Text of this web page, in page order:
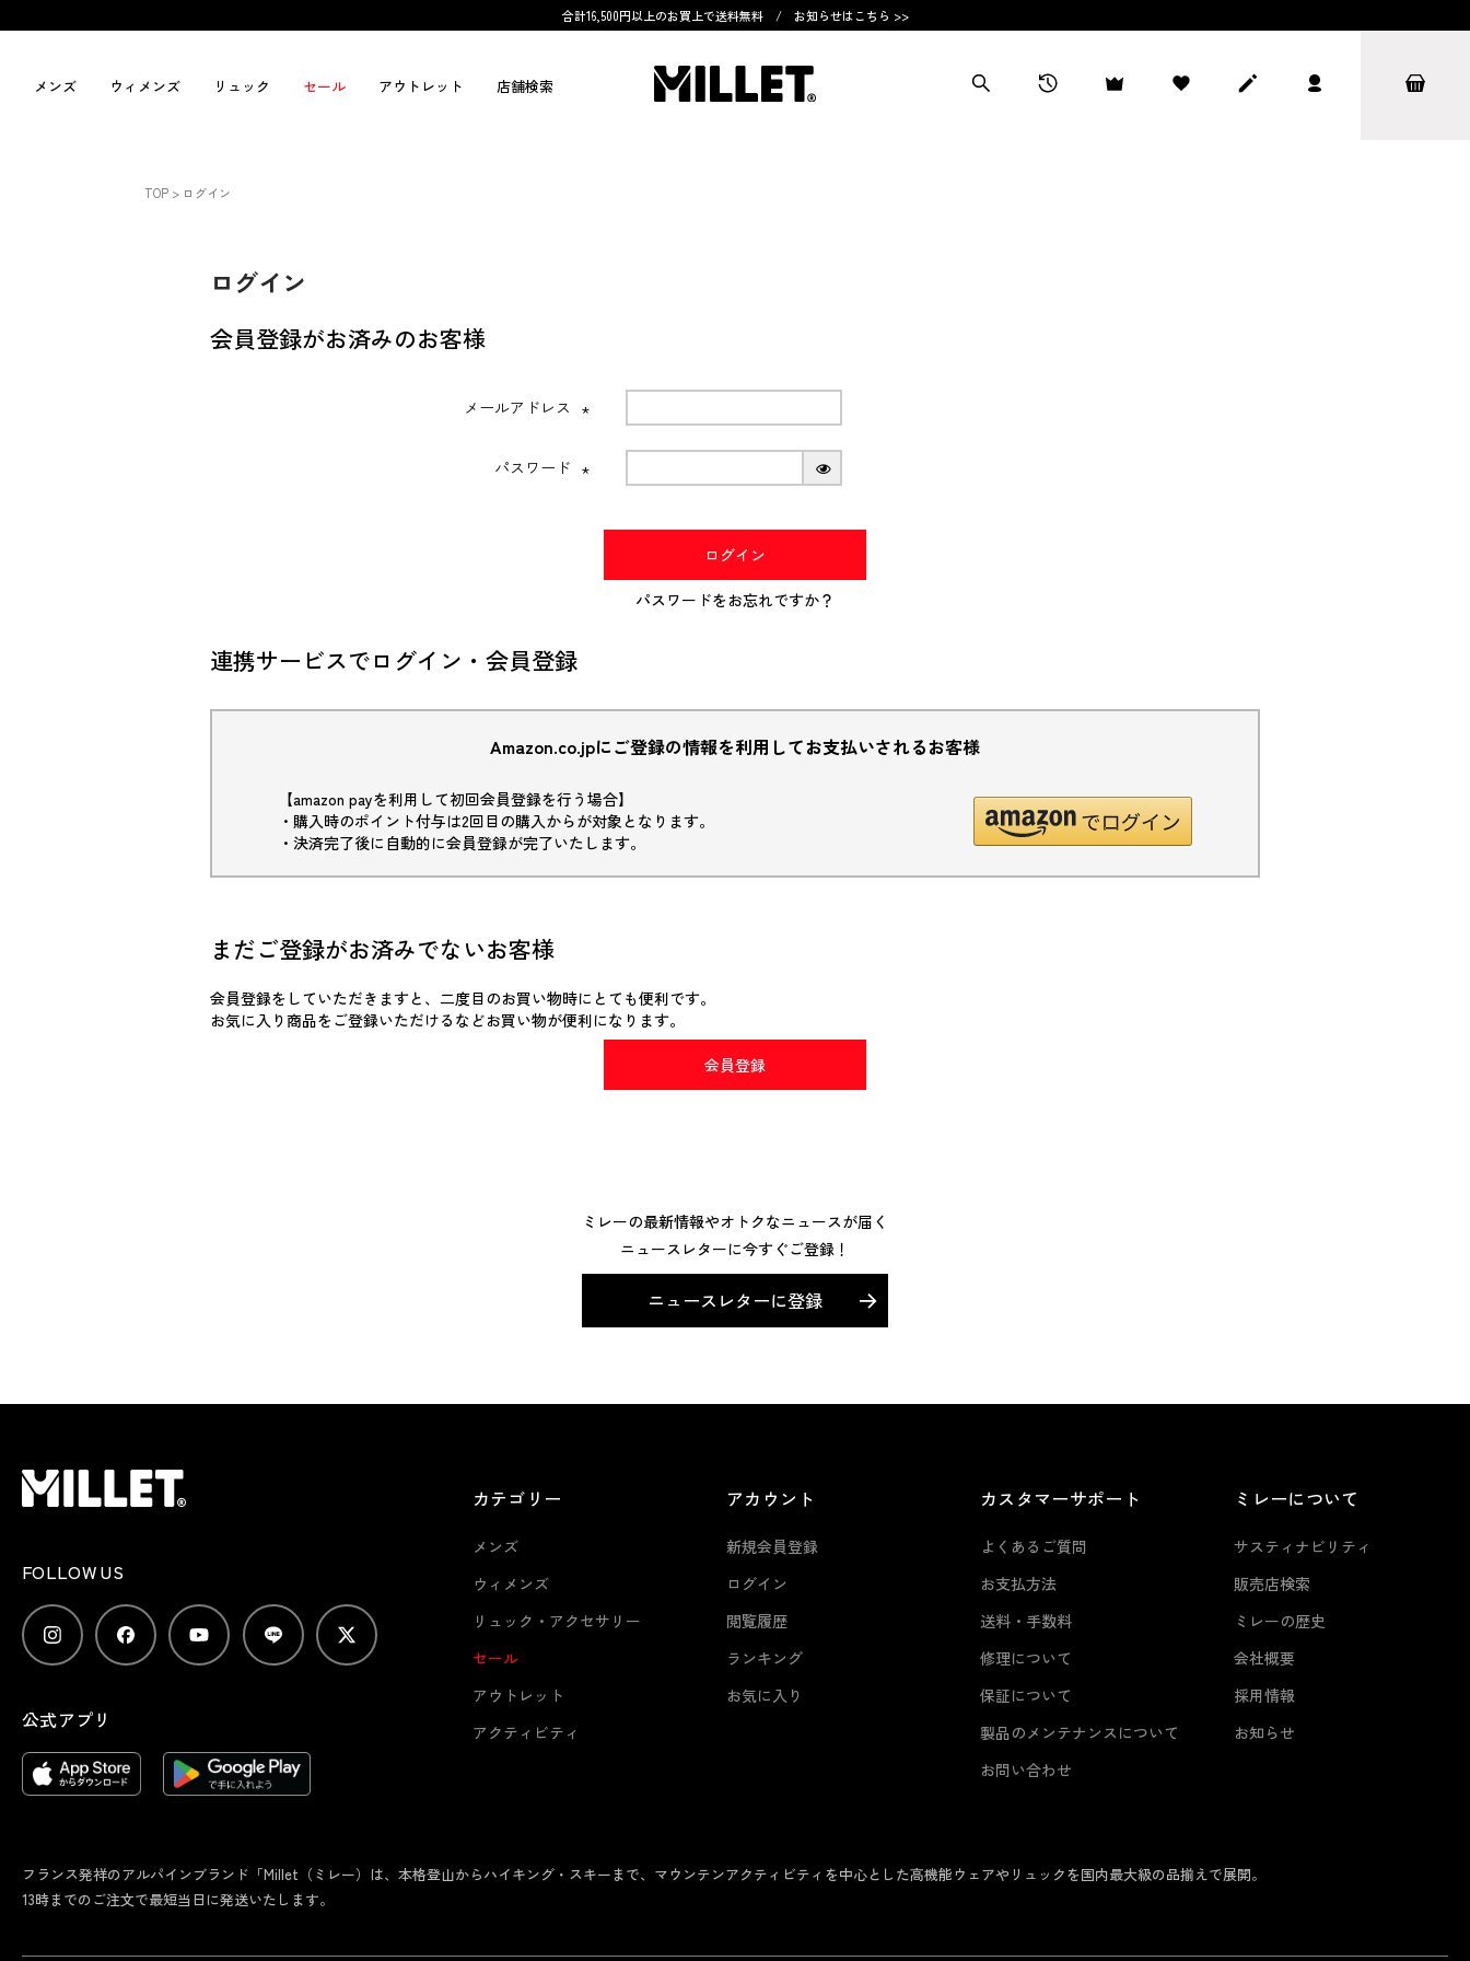
合計16,500円以上のお買上で送料無料 / お知らせはこちら >>
メンズ ウィメンズ リュック セール アウトレット 店舗検索
TOP ログイン
ログイン
会員登録がお済みのお客様
メールアドレス
パスワード
ログイン
パスワードをお忘れですか？
連携サービスでログイン・会員登録
Amazon.co.jpにご登録の情報を利用してお支払いされるお客様
【amazon payを利用して初回会員登録を行う場合】
・購入時のポイント付与は2回目の購入からが対象となります。
・決済完了後に自動的に会員登録が完了いたします。
まだご登録がお済みでないお客様
会員登録をしていただきますと、二度目のお買い物時にとても便利です。
お気に入り商品をご登録いただけるなどお買い物が便利になります。
会員登録
ミレーの最新情報やオトクなニュースが届く
ニュースレターに今すぐご登録！
ニュースレターに登録
FOLLOW US
公式アプリ
カテゴリー
メンズ
ウィメンズ
リュック・アクセサリー
セール
アウトレット
アクティビティ
アカウント
新規会員登録
ログイン
閲覧履歴
ランキング
お気に入り
カスタマーサポート
よくあるご質問
お支払方法
送料・手数料
修理について
保証について
製品のメンテナンスについて
お問い合わせ
ミレーについて
サスティナビリティ
販売店検索
ミレーの歴史
会社概要
採用情報
お知らせ
フランス発祥のアルパインブランド「Millet（ミレー）は、本格登山からハイキング・スキーまで、マウンテンアクティビティを中心とした高機能ウェアやリュックを国内最大級の品揃えで展開。
13時までのご注文で最短当日に発送いたします。